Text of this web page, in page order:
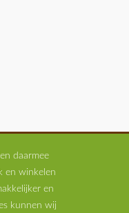
daarmee
en winkelen
en
kunnen wij